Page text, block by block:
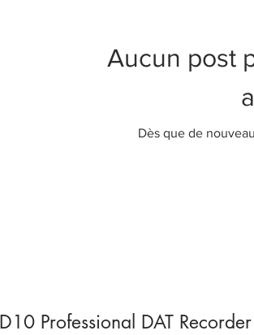
Aucun post
Dès que de
Professional DAT Recorder